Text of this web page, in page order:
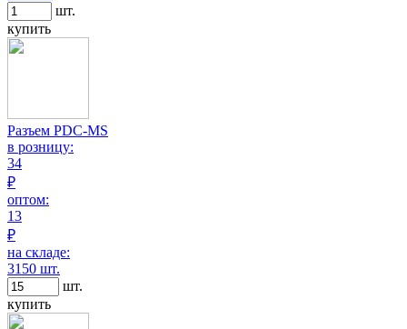
шт.
купить
Разъем PDC-MS
в розницу:
34
₽
оптом:
13
₽
на складе:
3150 шт.
шт.
купить